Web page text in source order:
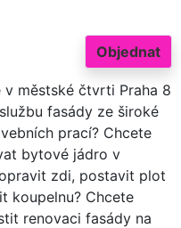
Objednat
v městské čtvrti Praha 8
fasády ze široké
prací? Chcete
bytové jádro v
zdi, postavit plot
koupelnu? Chcete
renovaci fasády na